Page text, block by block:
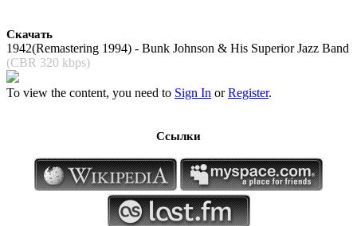
Скачать
1942(Remastering 1994) - Bunk Johnson & His Superior Jazz Band
(CBR 320 kbps)
To view the content, you need to Sign In orRegister.
Ссылки